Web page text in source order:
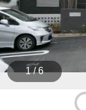
1 / 6